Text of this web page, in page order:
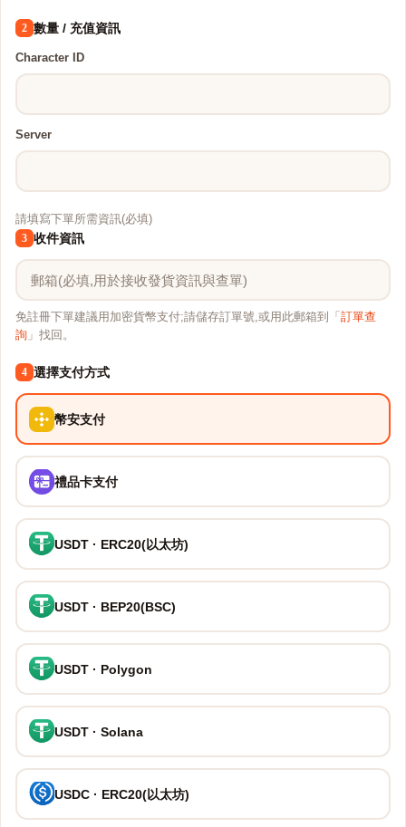
2 數量 / 充值資訊
Character ID
Server
請填寫下單所需資訊(必填)
3 收件資訊
免註冊下單建議用加密貨幣支付;請儲存訂單號,或用此郵箱到「 訂單查
詢 」找回。
4 選擇支付方式
幣安支付
禮品卡支付
USDT · ERC20(以太坊)
USDT · BEP20(BSC)
USDT · Polygon
USDT · Solana
USDC · ERC20(以太坊)